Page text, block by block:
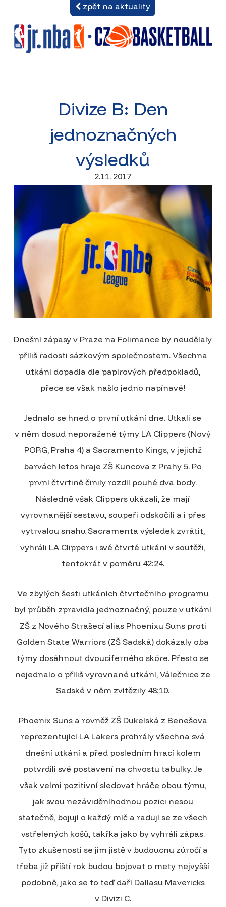
zpět na aktuality
Divize B: Den
jednoznačných
výsledků
2.11. 2017
Dnešní zápasy v Praze na Folimance by neudělaly
příliš radosti sázkovým společnostem. Všechna
utkání dopadla dle papírových předpokladů,
přece se však našlo jedno napínavé!
Jednalo se hned o první utkání dne. Utkali se
v něm dosud neporažené týmy LA Clippers (Nový
PORG, Praha 4) a Sacramento Kings, v jejichž
barvách letos hraje ZŠ Kuncova z Prahy 5. Po
první čtvrtině činily rozdíl pouhé dva body.
Následně však Clippers ukázali, že mají
vyrovnanější sestavu, soupeři odskočili a i přes
vytrvalou snahu Sacramenta výsledek zvrátit,
vyhráli LA Clippers i své čtvrté utkání v soutěži,
tentokrát v poměru 42:24.
Ve zbylých šesti utkáních čtvrtečního programu
byl průběh zpravidla jednoznačný, pouze v utkání
ZŠ z Nového Strašecí alias Phoenixu Suns proti
Golden State Warriors (ZŠ Sadská) dokázaly oba
týmy dosáhnout dvouciferného skóre. Přesto se
nejednalo o příliš vyrovnané utkání, Válečnice ze
Sadské v něm zvítězily 48:10.
Phoenix Suns a rovněž ZŠ Dukelská z Benešova
reprezentující LA Lakers prohrály všechna svá
dnešní utkání a před posledním hrací kolem
potvrdili své postavení na chvostu tabulky. Je
však velmi pozitivní sledovat hráče obou týmu,
jak svou nezáviděníhodnou pozici nesou
statečně, bojují o každý míč a radují se ze všech
vstřelených košů, takřka jako by vyhráli zápas.
Tyto zkušenosti se jim jistě v budoucnu zúročí a
třeba již příští rok budou bojovat o mety nejvyšší
podobně, jako se to teď daří Dallasu Mavericks
v Divizi C.